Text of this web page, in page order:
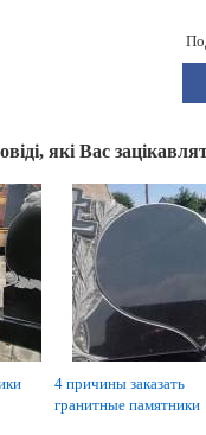
які Вас
4 причины заказать
гранитные памятники